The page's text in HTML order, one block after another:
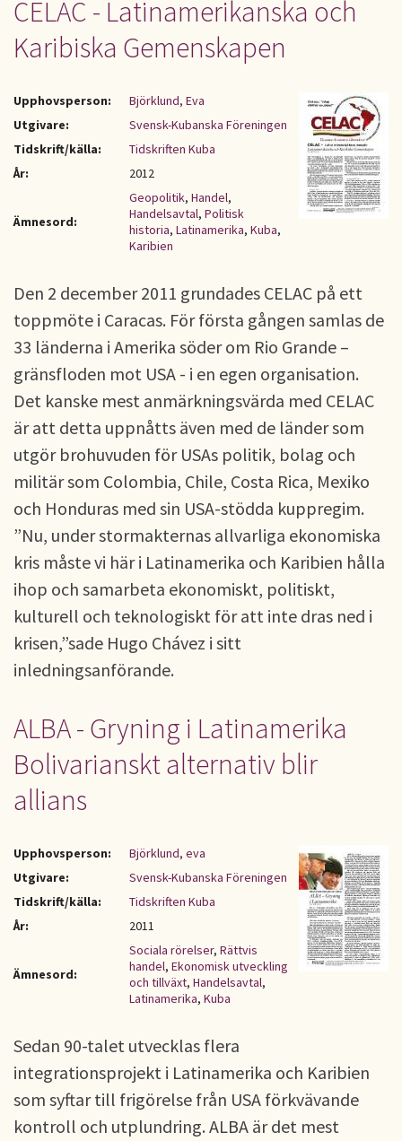
CELAC - Latinamerikanska och
Karibiska Gemenskapen
Upphovsperson:
Björklund, Eva
Utgivare:
Svensk-Kubanska Föreningen
Tidskrift/källa:
Tidskriften Kuba
År:
2012
Ämnesord:
Geopolitik, Handel,
Handelsavtal, Politisk
historia, Latinamerika, Kuba,
Karibien
Den 2 december 2011 grundades CELAC på ett
toppmöte i Caracas. För första gången samlas de
33 länderna i Amerika söder om Rio Grande –
gränsfloden mot USA - i en egen organisation.
Det kanske mest anmärkningsvärda med CELAC
är att detta uppnåtts även med de länder som
utgör brohuvuden för USAs politik, bolag och
militär som Colombia, Chile, Costa Rica, Mexiko
och Honduras med sin USA-stödda kuppregim.
”Nu, under stormakternas allvarliga ekonomiska
kris måste vi här i Latinamerika och Karibien hålla
ihop och samarbeta ekonomiskt, politiskt,
kulturell och teknologiskt för att inte dras ned i
krisen,”sade Hugo Chávez i sitt
inledningsanförande.
ALBA - Gryning i Latinamerika
Bolivarianskt alternativ blir
allians
Upphovsperson:
Björklund, eva
Utgivare:
Svensk-Kubanska Föreningen
Tidskrift/källa:
Tidskriften Kuba
År:
2011
Ämnesord:
Sociala rörelser, Rättvis
handel, Ekonomisk utveckling
och tillväxt, Handelsavtal,
Latinamerika, Kuba
Sedan 90-talet utvecklas flera
integrationsprojekt i Latinamerika och Karibien
som syftar till frigörelse från USA förkvävande
kontroll och utplundring. ALBA är det mest